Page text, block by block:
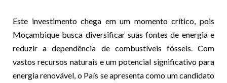
Este investimento chega em um momento crítico, pois
Moçambique busca diversificar suas fontes de energia e
reduzir a dependência de combustíveis fósseis. Com
vastos recursos naturais e um potencial significativo para
energia renovável, o País se apresenta como um candidato